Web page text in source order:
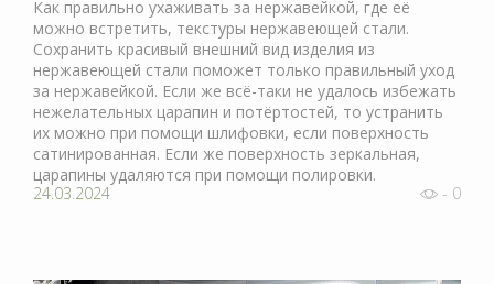
Как правильно ухаживать за нержавейкой, где её
можно встретить, текстуры нержавеющей стали.
Сохранить красивый внешний вид изделия из
нержавеющей стали поможет только правильный уход
за нержавейкой. Если же всё-таки не удалось избежать
нежелательных царапин и потёртостей, то устранить
их можно при помощи шлифовки, если поверхность
сатинированная. Если же поверхность зеркальная,
царапины удаляются при помощи полировки.
24.03.2024
- 0